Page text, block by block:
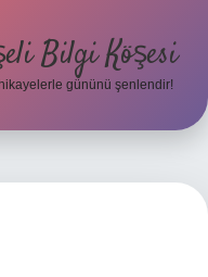
Bilgi Köşesi
hikayelerle gününü şenlendir!